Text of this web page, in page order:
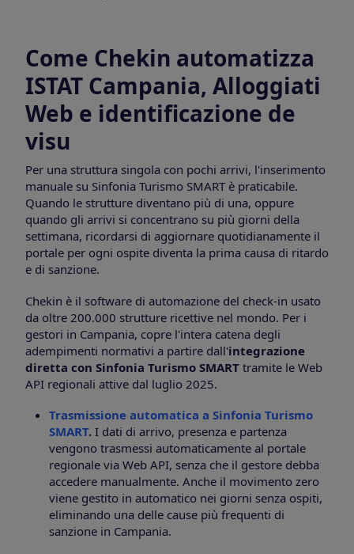
Come Chekin automatizza
ISTAT Campania, Alloggiati
Web e identificazione de
visu
Per una struttura singola con pochi arrivi, l'inserimento
manuale su Sinfonia Turismo SMART è praticabile.
Quando le strutture diventano più di una, oppure
quando gli arrivi si concentrano su più giorni della
settimana, ricordarsi di aggiornare quotidianamente il
portale per ogni ospite diventa la prima causa di ritardo
e di sanzione.
Chekin è il software di automazione del check-in usato
da oltre 200.000 strutture ricettive nel mondo. Per i
gestori in Campania, copre l'intera catena degli
adempimenti normativi a partire dall'integrazione
diretta con Sinfonia Turismo SMART tramite le Web
API regionali attive dal luglio 2025.
Trasmissione automatica a Sinfonia Turismo
SMART. I dati di arrivo, presenza e partenza
vengono trasmessi automaticamente al portale
regionale via Web API, senza che il gestore debba
accedere manualmente. Anche il movimento zero
viene gestito in automatico nei giorni senza ospiti,
eliminando una delle cause più frequenti di
sanzione in Campania.